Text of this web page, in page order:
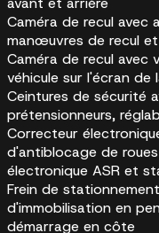
Caméra de recul avec
manœuvres de recul
Caméra de recul avec
véhicule sur l'écran
Ceintures de sécurité
prétensionneurs,
Correcteur
d'antiblocage de roues
électronique ASR et
Frein de
d'immobilisation en
démarrage en côte